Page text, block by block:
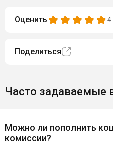
Оценить
Поделиться
Часто задаваемые
Можно ли пополнить
комиссии?